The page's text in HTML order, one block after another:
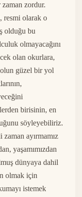
zordur.
resmi olarak o
olduğu bu
olmayacağını
olan okurlara,
güzel bir yol
birisinin, en
söyleyebiliriz.
ayırmamız
yaşamımızdan
dünyaya dahil
olmak için
istemek